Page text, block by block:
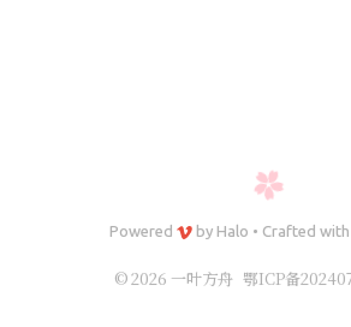
Powered by Halo • Crafted with
© 2026 一叶方舟 鄂ICP备